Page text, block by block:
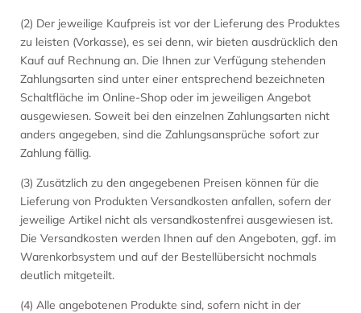
(2) Der jeweilige Kaufpreis ist vor der Lieferung des Produktes
zu leisten (Vorkasse), es sei denn, wir bieten ausdrücklich den
Kauf auf Rechnung an. Die Ihnen zur Verfügung stehenden
Zahlungsarten sind unter einer entsprechend bezeichneten
Schaltfläche im Online-Shop oder im jeweiligen Angebot
ausgewiesen. Soweit bei den einzelnen Zahlungsarten nicht
anders angegeben, sind die Zahlungsansprüche sofort zur
Zahlung fällig.
(3) Zusätzlich zu den angegebenen Preisen können für die
Lieferung von Produkten Versandkosten anfallen, sofern der
jeweilige Artikel nicht als versandkostenfrei ausgewiesen ist.
Die Versandkosten werden Ihnen auf den Angeboten, ggf. im
Warenkorbsystem und auf der Bestellübersicht nochmals
deutlich mitgeteilt.
(4) Alle angebotenen Produkte sind, sofern nicht in der